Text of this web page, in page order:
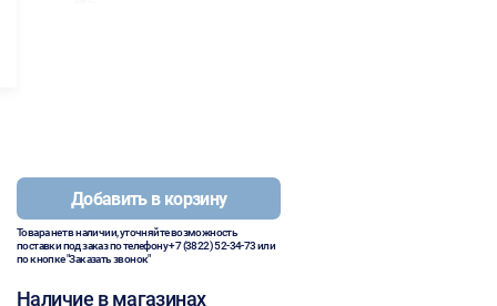
Добавить в корзину
Товара нет в наличии, уточняйте возможность
поставки под заказ по телефону+7 (3822) 52-34-73или
по кнопке "Заказать звонок"
Наличие в магазинах